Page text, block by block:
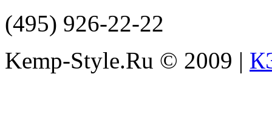
(495) 926-22-22
Kemp-Style.Ru © 2009 |